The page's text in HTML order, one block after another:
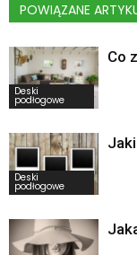
POWIĄZANE
Deski
podłogowe
Co
Deski
podłogowe